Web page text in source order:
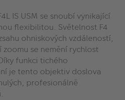
IS USM se snoubí vynikající
flexibilitou. Světelnost F4
ohniskových vzdáleností,
se nemění rychlost
funkci tichého
je tento objektiv doslova
profesionálně